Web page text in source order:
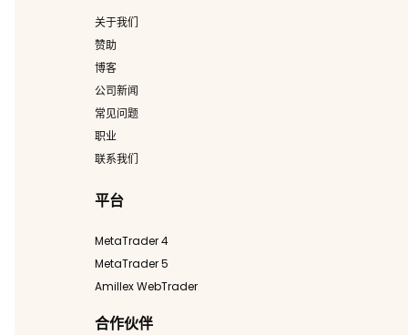
关于我们
赞助
博客
公司新闻
常见问题
职业
联系我们
平台
MetaTrader 4
MetaTrader 5
Amillex WebTrader
合作伙伴